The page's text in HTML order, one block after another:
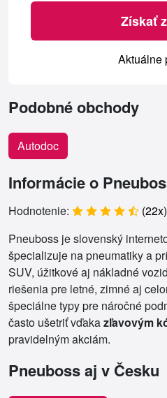
Získať
Aktuálne
Podobné obchody
Autodoc
Informácie o
Hodnotenie: (22x)
Pneuboss je slovenský
špecializuje na pneumatiky a
SUV, úžitkové aj nákladné
riešenia pre letné, zimné aj
špeciálne typy pre náročné
často ušetriť vďakazľavovým
pravidelným akciám.
Pneuboss aj v Česku